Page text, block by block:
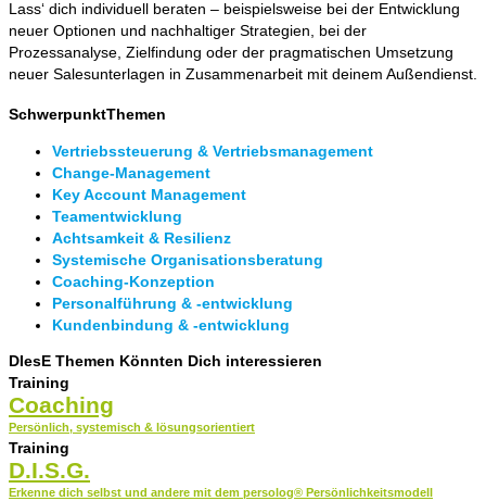
Lass‘ dich individuell beraten – beispielsweise bei der Entwicklung
neuer Optionen und nachhaltiger Strategien, bei der
Prozessanalyse, Zielfindung oder der pragmatischen Umsetzung
neuer Salesunterlagen in Zusammenarbeit mit deinem Außendienst.
SchwerpunktThemen
Vertriebssteuerung & Vertriebsmanagement
Change-Management
Key Account Management
Teamentwicklung
Achtsamkeit & Resilienz
Systemische Organisationsberatung
Coaching-Konzeption
Personalführung & -entwicklung
Kundenbindung & -entwicklung
DIesE Themen Könnten Dich interessieren
Training
Coaching
Persönlich, systemisch & lösungsorientiert
Training
D.I.S.G.
Erkenne dich selbst und andere mit dem persolog® Persönlichkeitsmodell